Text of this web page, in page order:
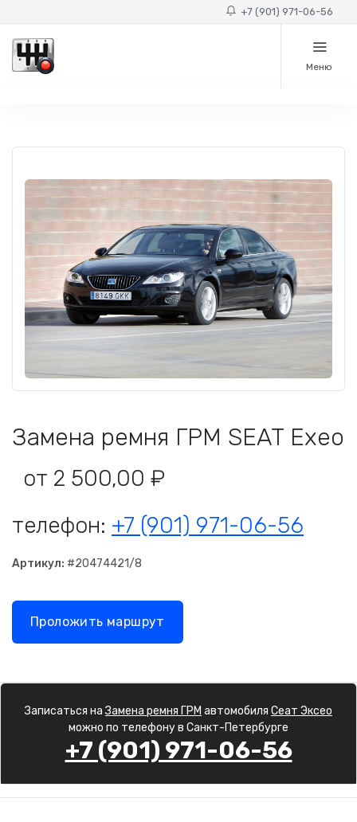
+7 (901) 971-06-56
Меню
Замена ремня ГРМ SEAT Exeo
от 2 500,00 ₽
телефон: +7 (901) 971-06-56
Артикул: #20474421/8
Проложить маршрут
Записаться наЗамена ремня ГРМ автомобиля Сеат Эксео
можно по телефону в Санкт-Петербурге
+7 (901) 971-06-56